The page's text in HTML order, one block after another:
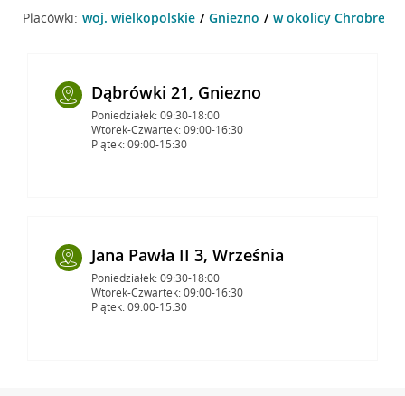
Placówki: woj. wielkopolskie Gniezno w okolicy Chrobrego
Dąbrówki 21, Gniezno
Poniedziałek: 09:30-18:00
Wtorek-Czwartek: 09:00-16:30
Piątek: 09:00-15:30
Jana Pawła II 3, Września
Poniedziałek: 09:30-18:00
Wtorek-Czwartek: 09:00-16:30
Piątek: 09:00-15:30